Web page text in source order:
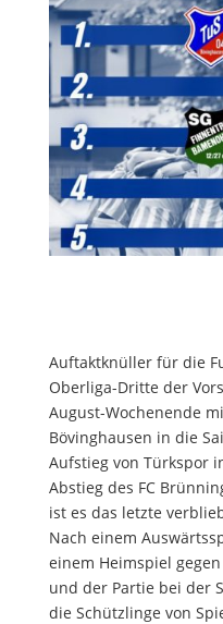
Auftaktknüller für die
Oberliga-Dritte der
August-Wochenende
Bövinghausen in die
Aufstieg von Türkspor
Abstieg des FC
ist es das letzte
Nach einem
einem Heimspiel
und der Partie bei der
die Schützlinge von